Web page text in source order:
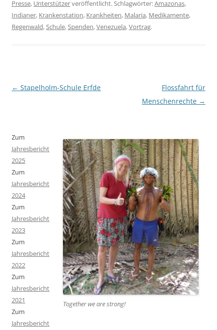
Presse, Unterstützerveröffentlicht. Schlagwörter:Amazonas,
Indianer, Krankenstation, Krankheiten, Malaria, Medikamente,
Regenwald,Schule,Spenden,Venezuela,Vortrag.
Beitragsnavigation
← Stapelholm-Schule Erfde
Flossfahrt für
Menschenrechte →
Together we are strong!
Zum
Jahresbericht
2025
Zum
Jahresbericht
2024
Zum
Jahresbericht
2023
Zum
Jahresbericht
2022
Zum
Jahresbericht
2021
Zum
Jahresbericht